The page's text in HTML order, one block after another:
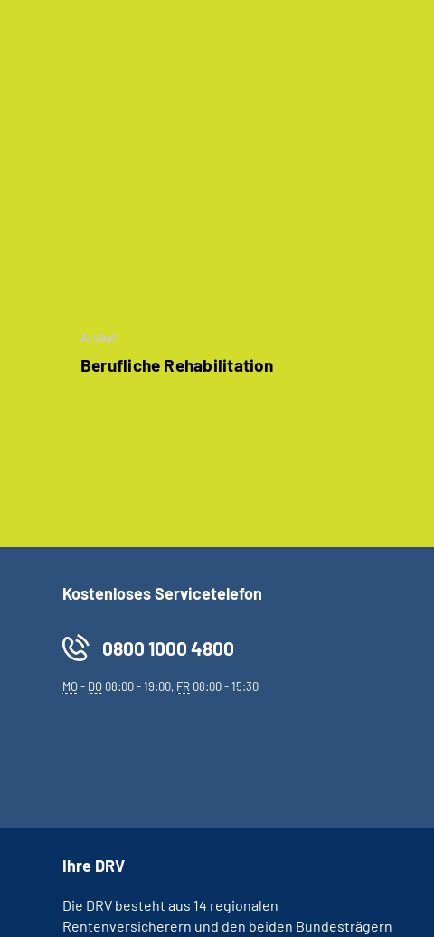
Artikel
Berufliche Rehabilitation
Kostenloses Servicetelefon
0800 1000 4800
MO- DO 08:00 - 19:00, FR 08:00 - 15:30
Ihre DRV
Die DRV besteht aus 14 regionalen
Rentenversicherern und den beiden Bundesträgern